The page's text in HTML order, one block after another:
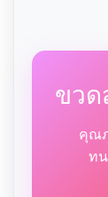
ขวด
คุณ
ท